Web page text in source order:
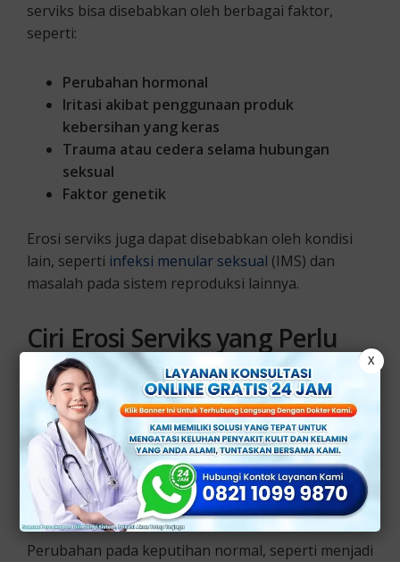
serviks bisa disebabkan oleh berbagai faktor,
seperti:
Perubahan hormonal
Iritasi akibat penggunaan produk
kebersihan yang keras
Trauma atau cedera selama hubungan
seksual
Faktor genetik
Erosi serviks juga dapat disebabkan oleh kondisi
lain, seperti infeksi menular seksual (IMS) dan
masalah pada sistem reproduksi lainnya.
Ciri Erosi Serviks yang Perlu
Diwaspadai
Meskipun erosi serviks seringkali tidak
menunjukkan gejala yang jelas, beberapa wanita
mungkin akan mengalami gejala, seperti:
1. Keputihan Abnormal
Perubahan pada keputihan normal, seperti menjadi
X